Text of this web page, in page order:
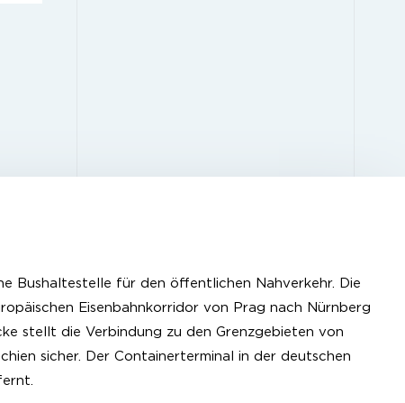
Bushaltestelle für den öffentlichen Nahverkehr. Die
Eisenbahnkorridor von Prag nach Nürnberg
stellt die Verbindung zu den Grenzgebieten von
sicher. Der Containerterminal in der deutschen